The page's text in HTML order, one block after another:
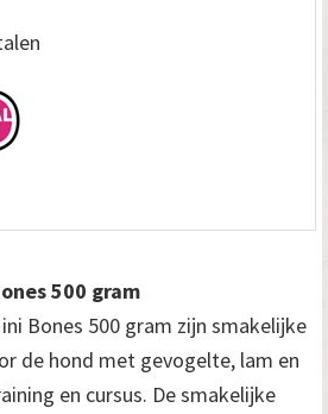
500 gram
Bones 500 gram zijn smakelijke
de hond met gevogelte, lam en
en cursus. De smakelijke